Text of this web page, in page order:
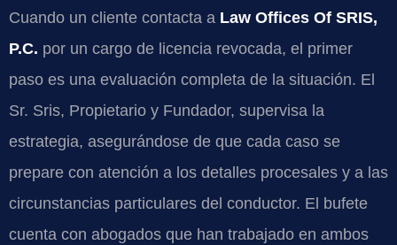
Cuando un cliente contacta a Law Offices Of SRIS,
P.C. por un cargo de licencia revocada, el primer
paso es una evaluación completa de la situación. El
Sr. Sris, Propietario y Fundador, supervisa la
estrategia, asegurándose de que cada caso se
prepare con atención a los detalles procesales y a las
circunstancias particulares del conductor. El bufete
cuenta con abogados que han trabajado en ambos